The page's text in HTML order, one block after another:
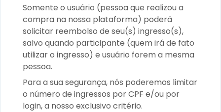
Somente o usuário (pessoa que realizou a
compra na nossa plataforma) poderá
solicitar reembolso de seu(s) ingresso(s),
salvo quando participante (quem irá de fato
utilizar o ingresso) e usuário forem a mesma
pessoa.
Para a sua segurança, nós poderemos limitar
o número de ingressos por CPF e/ou por
login, a nosso exclusivo critério.